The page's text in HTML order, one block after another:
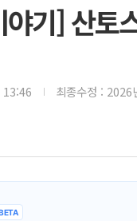
기] 산토
13:46 최종수정 : 2026